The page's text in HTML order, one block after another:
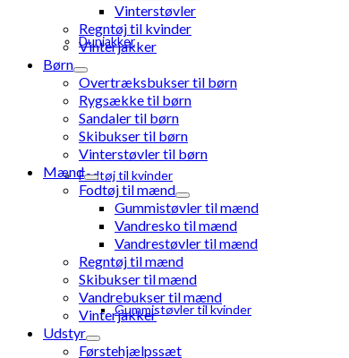
Dunjakker
Fodtøj til kvinder
Gummistøvler til kvinder
Vinterstøvler
Regntøj til kvinder
Vinterjakker
Børn
Overtræksbukser til børn
Rygsække til børn
Sandaler til børn
Skibukser til børn
Vinterstøvler til børn
Mænd
Fodtøj til mænd
Gummistøvler til mænd
Vandresko til mænd
Vandrestøvler til mænd
Regntøj til mænd
Skibukser til mænd
Vandrebukser til mænd
Vinterjakker
Udstyr
Førstehjælpssæt